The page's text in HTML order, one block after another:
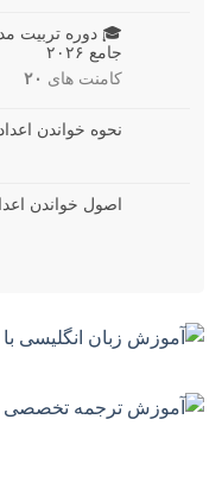
🎓 دوره تربیت
جامع ۲۰۲۶
کامنت های ۲۰
نحوه خواندن
اصول خواندن